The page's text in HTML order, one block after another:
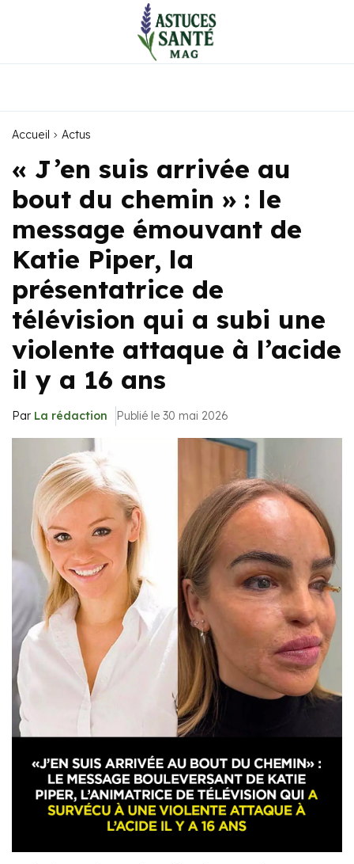
Accueil Actus
« J’en suis arrivée au
bout du chemin » : le
message émouvant de
Katie Piper, la
présentatrice de
télévision qui a subi une
violente attaque à l’acide
il y a 16 ans
Par La rédaction Publié le 30 mai 2026